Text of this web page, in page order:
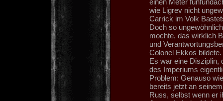
einen Meter
wie Ligrev nicht
Carrick im Volk
Doch so
mochte, das wirklich
und
Colonel Ekkos bildete.
Es war eine Disziplin,
des Imperiums
Problem: Genauso
bereits jetzt an
Russ, selbst wenn er